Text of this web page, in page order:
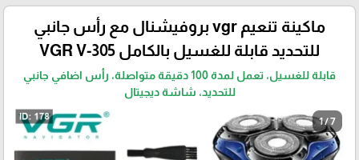
ماكينة تنعيم vgr بروفيشنال مع رأس جانبي
للتحديد قابلة للغسيل بالكامل VGR V-305
قابلة للغسيل، تعمل لمدة 100 دقيقة متواصلة، رأس اضافي جانبي
للتحديد، شاشة ديجيتال
1 / 7